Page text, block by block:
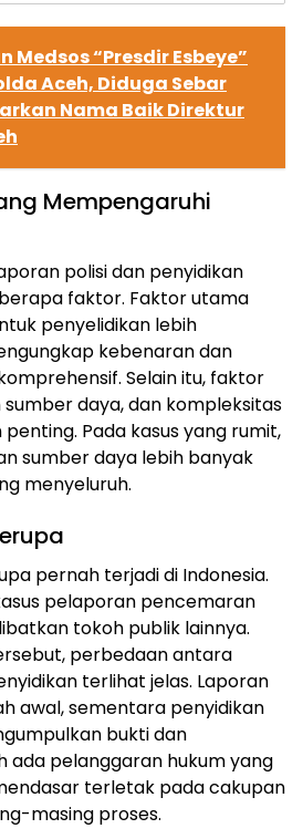
Medsos “Presdir Esbeye”
Aceh, Diduga Sebar
Nama Baik Direktur
Mempengaruhi
polisi dan penyidikan
faktor. Faktor utama
penyelidikan lebih
kebenaran dan
Selain itu, faktor
daya, dan kompleksitas
Pada kasus yang rumit,
sumber daya lebih banyak
menyeluruh.
pernah terjadi di Indonesia.
pelaporan pencemaran
tokoh publik lainnya.
perbedaan antara
terlihat jelas. Laporan
awal, sementara penyidikan
bukti dan
ada pelanggaran hukum yang
terletak pada cakupan
masing proses.